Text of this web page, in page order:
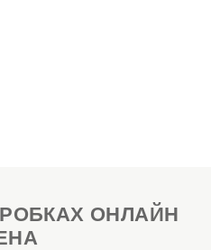
ОНЛАЙН